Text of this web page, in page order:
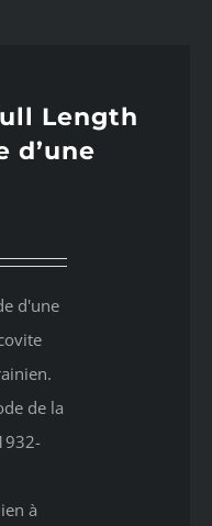
Length
d’une
d'une
de la
à